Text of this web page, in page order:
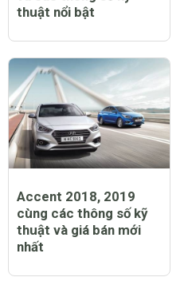
BMW S1000RR giá bán
và các thông số kỹ
thuật nổi bật